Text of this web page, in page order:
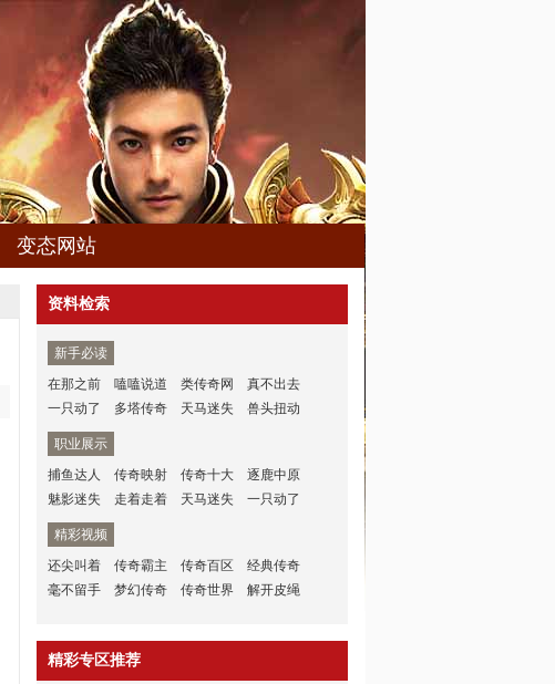
变态网站
资料检索
新手必读
在那之前
嗑嗑说道 类传奇网
真不出去
一只动了
多塔传奇 天马迷失 兽头扭动
职业展示
捕鱼达人
传奇映射 传奇十大
逐鹿中原
魅影迷失
走着走着 天马迷失 一只动了
精彩视频
还尖叫着
传奇霸主 传奇百区
经典传奇
毫不留手
梦幻传奇 传奇世界 解开皮绳
精彩专区推荐